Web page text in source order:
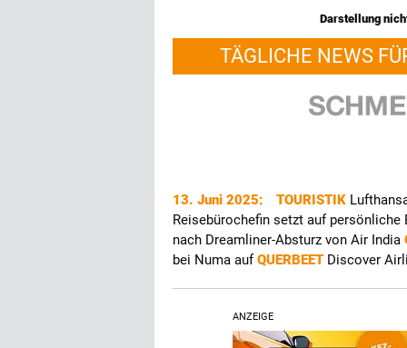
Darstellung
TÄGLICHE NEWS
13. Juni 2025: TOURISTIK
Reisebürochefin setzt auf
nach Dreamliner-Absturz von Air India
bei Numa aufQUERBEET Discover
ANZEIGE